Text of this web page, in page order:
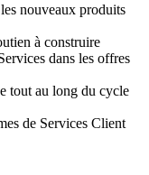
nouveaux produits
à construire
dans les offres
tout au long du cycle
de Services Client